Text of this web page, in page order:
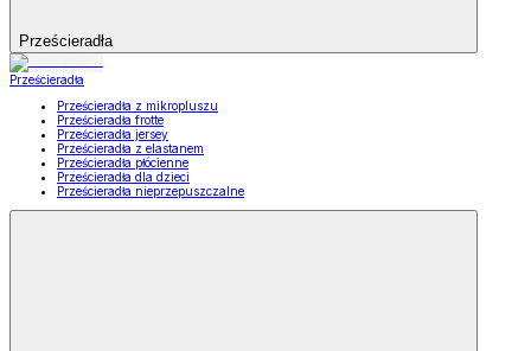
Prześcieradła
Prześcieradła
Prześcieradła z mikropluszu
Prześcieradła frotte
Prześcieradła jersey
Prześcieradła z elastanem
Prześcieradła płócienne
Prześcieradła dla dzieci
Prześcieradła nieprzepuszczalne